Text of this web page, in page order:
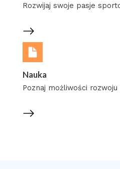
Rozwijaj swoje pasje
Nauka
Poznaj możliwości rozwoju